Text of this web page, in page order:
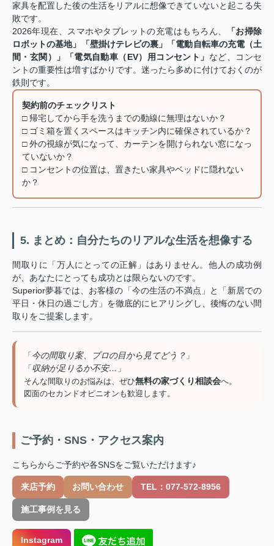
家具を配置した後の生活をリアルに想像できていないと起こる失
敗です。
2026年現在、スマホやタブレットの充電はもちろん、
「お掃除
ロボットの基地」「壁掛けテレビの裏」「電動自転車の充電（土
間・玄関）」「電気自動車（EV）用コンセント」 など、コンセ
ントの重要性は増すばかりです。迷ったら多めに付けておくのが
鉄則です。
契約前のチェックリスト
□ 帰宅してから手を洗うまでの動線に無理はないか？
□ ゴミ箱を置くスペースはキッチン内に確保されているか？
□ 外の視線が気になって、カーテンを開けられない窓になっ
ていないか？
□ コンセントの位置は、置きたい家具やベッドに隠れない
か？
5. まとめ：自分たちのリアルな生活を想像する
間取りに「万人にとっての正解」はありません。他人の成功例
が、あなたにとっても成功とは限らないのです。
Superior夢暮では、お客様の「今の生活の不満点」と「新居での
平日・休日の過ごし方」を徹底的にヒアリングし、後悔のない間
取りをご提案します。
「 今の間取り案、プロの目から見てどう？ 」
「 収納が足りるか不安… 」
そんな間取りのお悩みは、ぜひ無料の家づくり相談会へ。
図面のセカンドオピニオンも歓迎します。
ご予約・SNS・アクセス案内
こちらからご予約や各SNSをご覧いただけます♪
来店予約 お問い合わせ TEL：077-572-8956
施工事例を見る
Instagram